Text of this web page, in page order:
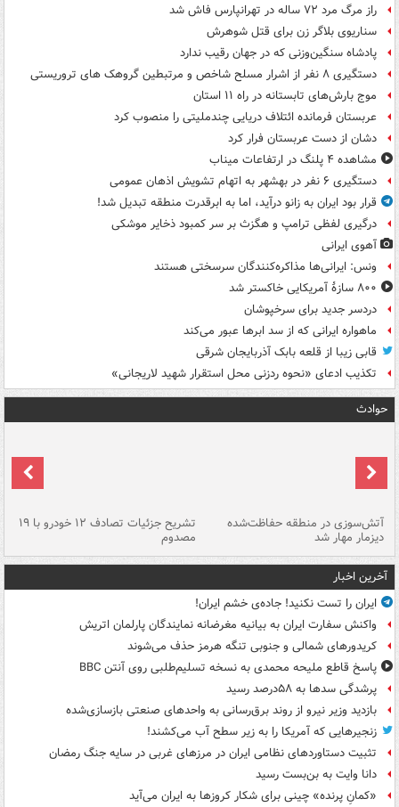
راز مرگ مرد ۷۲ ساله در تهرانپارس فاش شد
سناریوی بلاگر زن برای قتل شوهرش
پادشاه سنگین‌وزنی که در جهان رقیب ندارد
دستگیری ۸ نفر از اشرار مسلح شاخص و مرتبطین گروهک های تروریستی
موج بارش‌های تابستانه در راه ۱۱ استان
عربستان فرمانده ائتلاف دریایی چندملیتی را منصوب کرد
دشان از دست عربستان فرار کرد
مشاهده ۴ پلنگ در ارتفاعات میناب
دستگیری ۶ نفر در بهشهر به اتهام تشویش اذهان عمومی
قرار بود ایران به زانو درآید، اما به ابرقدرت منطقه تبدیل شد!
درگیری لفظی ترامپ و هگزث بر سر کمبود ذخایر موشکی
آهوی ایرانی
ونس: ایرانی‌ها مذاکره‌کنندگان سرسختی هستند
۸۰۰ سازۀ آمریکایی خاکستر شد
دردسر جدید برای سرخپوشان
ماهواره ایرانی که از سد ابرها عبور می‌کند
قابی زیبا از قلعه بابک آذربایجان شرقی
تکذیب ادعای «نحوه ردزنی محل استقرار شهید لاریجانی»
حوادث
آتش‌سوزی در منطقه حفاظت‌شده
دیزمار مهار شد
تشریح جزئیات تصادف ۱۲ خودرو با ۱۹
مصدوم
آخرین اخبار
ایران را تست نکنید! جاده‌ی خشم ایران!
واکنش سفارت ایران به بیانیه مغرضانه نمایندگان پارلمان اتریش
کریدورهای شمالی و جنوبی تنگه هرمز حذف می‌شوند
پاسخ قاطع ملیحه محمدی به نسخه تسلیم‌طلبی روی آنتن BBC
پرشدگی سدها به ۵۸درصد رسید
بازدید وزیر نیرو از روند برق‌رسانی به واحدهای صنعتی بازسازی‌شده
زنجیرهایی که آمریکا را به زیر سطح آب می‌کشند!
تثبیت دستاوردهای نظامی ایران در مرزهای غربی در سایه جنگ رمضان
دانا وایت به بن‌بست رسید
«کمانِ پرنده» چینی برای شکار کروزها به ایران می‌آید